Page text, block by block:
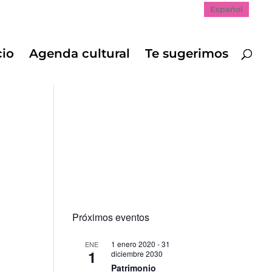
Español
Agenda cultural Te sugerimos
Próximos eventos
ENE
1
1 enero 2020 -31
diciembre 2030
Patrimonio